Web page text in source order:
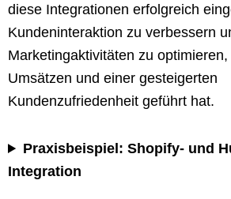
diese Integrationen erfolgreich
Kundeninteraktion zu verbessern
Marketingaktivitäten zu
Umsätzen und einer gesteigerten
Kundenzufriedenheit geführt hat.
Praxisbeispiel: Shopify- und
Integration